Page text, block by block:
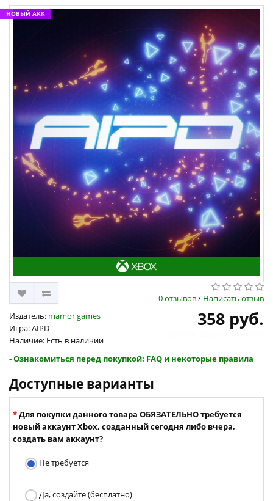
НОВЫЙ АКК
0 отзывов/ Написать отзыв
Издатель: mamor games
Игра: AIPD
Наличие: Есть в наличии
358 руб.
- Ознакомиться перед покупкой: FAQ и некоторые правила
Доступные варианты
Для покупки данного товара ОБЯЗАТЕЛЬНО требуется
новый аккаунт Xbox, созданный сегодня либо вчера,
создать вам аккаунт?
Не требуется
Да, создайте (бесплатно)